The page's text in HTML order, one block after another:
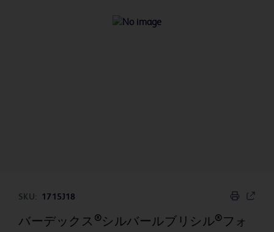
SKU: 1715J18
バーデックス ®シルバールブリシル® フォ